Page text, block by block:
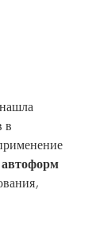
в
автоформ